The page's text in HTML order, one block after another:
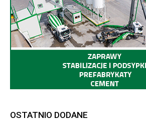
OSTATNIO DODANE